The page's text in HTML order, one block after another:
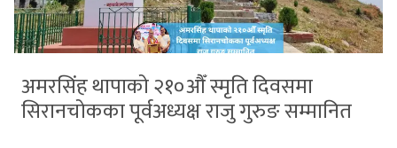
अमरसिंह थापाको २१०औँ स्मृति दिवसमा
सिरानचोकका पूर्वअध्यक्ष राजु गुरुङ सम्मानित